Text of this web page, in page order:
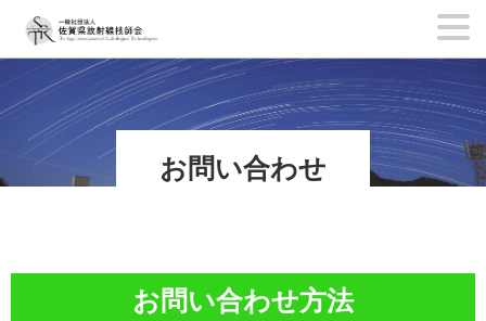
内
を
ッ
お問い合わせ
お問い合わせ方法